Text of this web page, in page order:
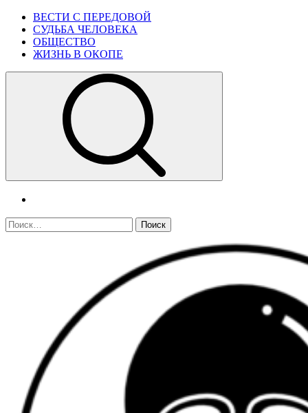
Skip
content
Primary
Menu
ВЕСТИ С ПЕРЕДОВОЙ
СУДЬБА ЧЕЛОВЕКА
ОБЩЕСТВО
ЖИЗНЬ В ОКОПЕ
Найти: